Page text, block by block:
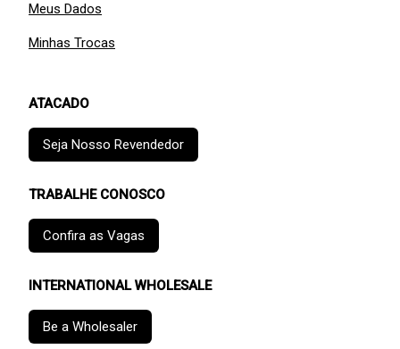
Meus Dados
Minhas Trocas
ATACADO
Seja Nosso Revendedor
TRABALHE CONOSCO
Confira as Vagas
INTERNATIONAL WHOLESALE
Be a Wholesaler